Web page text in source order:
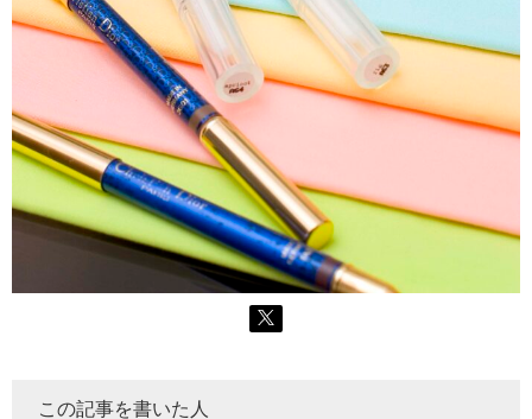
この記事を書いた人